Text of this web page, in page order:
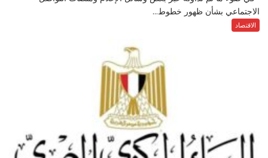
الاجتماعي بشأن ظهور خطوط...
الاقتصاد